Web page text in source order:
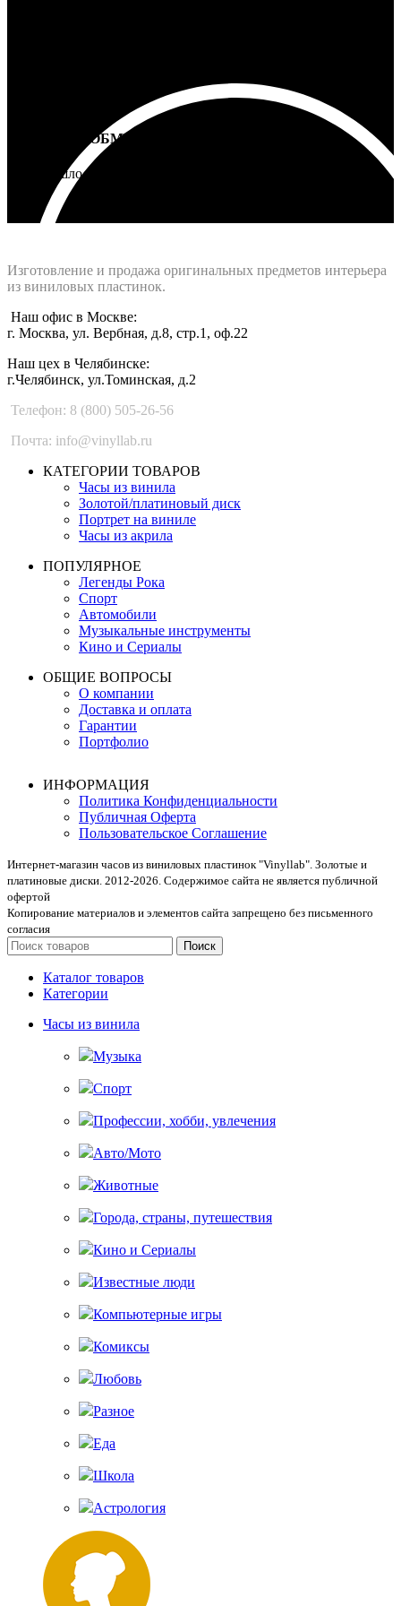
ВОЗВРАТ И ОБМЕН
Не подошло - вернем деньги
Изготовление и продажа оригинальных предметов интерьера
из виниловых пластинок.
Наш офис в Москве:
г. Москва, ул. Вербная, д.8, стр.1, оф.22
Наш цех в Челябинске:
г.Челябинск, ул.Томинская, д.2
Телефон: 8 (800) 505-26-56
Почта: info@vinyllab.ru
КАТЕГОРИИ ТОВАРОВ
Часы из винила
Золотой/платиновый диск
Портрет на виниле
Часы из акрила
ПОПУЛЯРНОЕ
Легенды Рока
Спорт
Автомобили
Музыкальные инструменты
Кино и Сериалы
ОБЩИЕ ВОПРОСЫ
О компании
Доставка и оплата
Гарантии
Портфолио
ИНФОРМАЦИЯ
Политика Конфиденциальности
Публичная Оферта
Пользовательское Соглашение
Интернет-магазин часов из виниловых пластинок "Vinyllab". Золотые и
платиновые диски. 2012-2026. Содержимое сайта не является публичной
офертой
Копирование материалов и элементов сайта запрещено без письменного
согласия
Поиск
Каталог товаров
Категории
Часы из винила
Музыка
Спорт
Профессии, хобби, увлечения
Авто/Мото
Животные
Города, страны, путешествия
Кино и Сериалы
Известные люди
Компьютерные игры
Комиксы
Любовь
Разное
Еда
Школа
Астрология